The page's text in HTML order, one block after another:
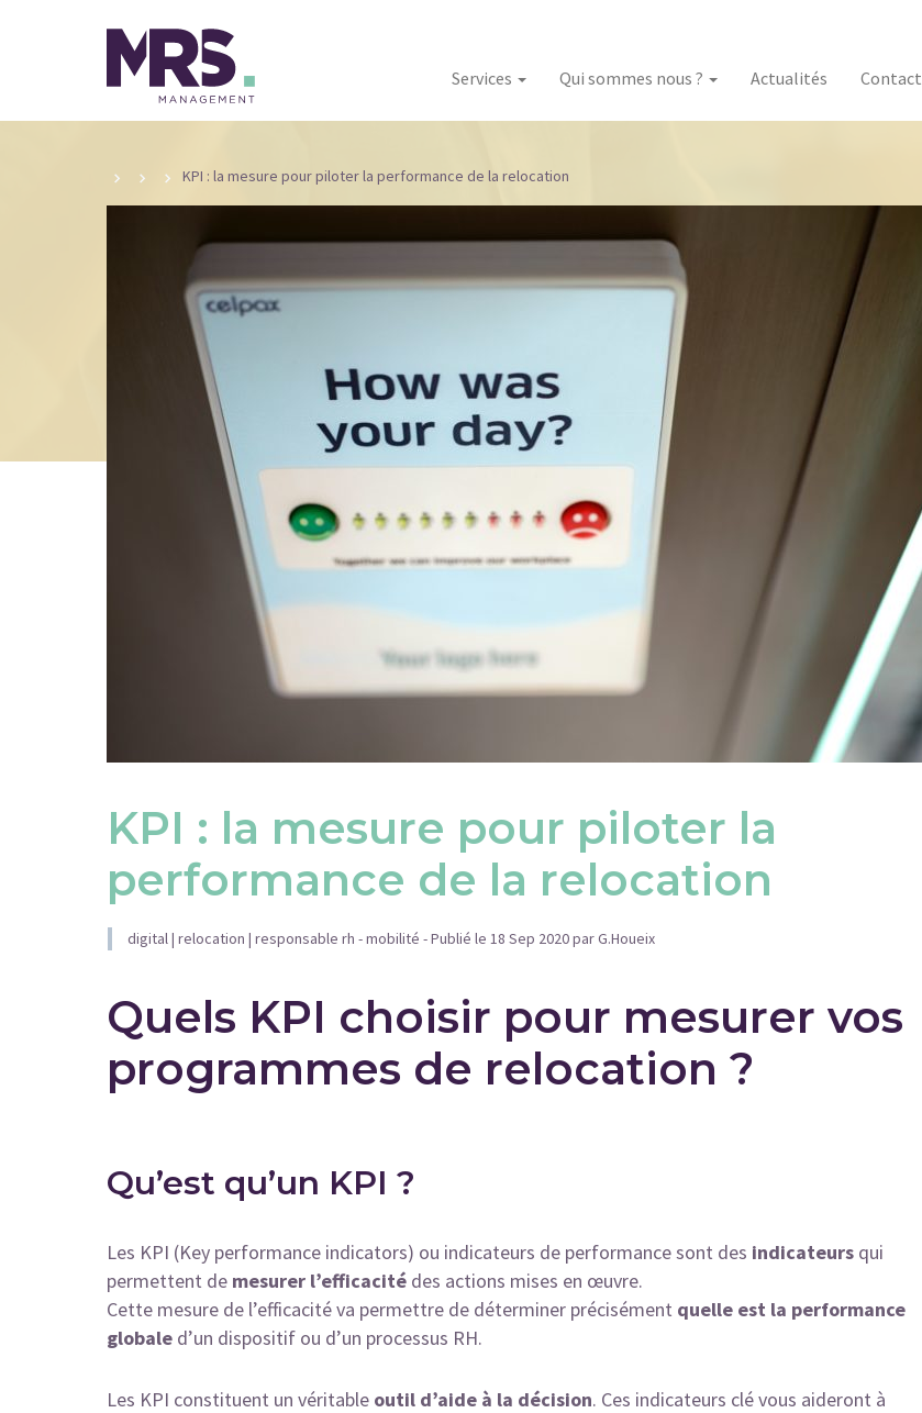
Services Qui sommes nous ? Actualités Contact
KPI : la mesure pour piloter la performance de la relocation
KPI : la mesure pour piloter la
performance de la relocation
digital relocation responsable rh - mobilité - Publié le 18 Sep 2020par G.Houeix
Quels KPI choisir pour mesurer vos
programmes de relocation ?
Qu’est qu’un KPI ?
Les KPI (Key performance indicators) ou indicateurs de performance sont des indicateurs qui
permettent de mesurer l’efficacité des actions mises en œuvre.
Cette mesure de l’efficacité va permettre de déterminer précisément quelle est la performance
globale d’un dispositif ou d’un processus RH.
Les KPI constituent un véritable outil d’aide à la décision. Ces indicateurs clé vous aideront à